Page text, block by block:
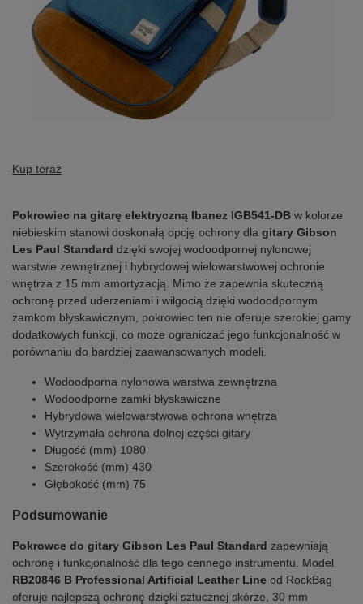
Kup teraz
Pokrowiec na gitarę elektryczną Ibanez IGB541-DB w kolorze
niebieskim stanowi doskonałą opcję ochrony dla gitary Gibson
Les Paul Standard dzięki swojej wodoodpornej nylonowej
warstwie zewnętrznej i hybrydowej wielowarstwowej ochronie
wnętrza z 15 mm amortyzacją. Mimo że zapewnia skuteczną
ochronę przed uderzeniami i wilgocią dzięki wodoodpornym
zamkom błyskawicznym, pokrowiec ten nie oferuje szerokiej gamy
dodatkowych funkcji, co może ograniczać jego funkcjonalność w
porównaniu do bardziej zaawansowanych modeli.
Wodoodporna nylonowa warstwa zewnętrzna
Wodoodporne zamki błyskawiczne
Hybrydowa wielowarstwowa ochrona wnętrza
Wytrzymała ochrona dolnej części gitary
Długość (mm) 1080
Szerokość (mm) 430
Głębokość (mm) 75
Podsumowanie
Pokrowce do gitary Gibson Les Paul Standard zapewniają
ochronę i funkcjonalność dla tego cennego instrumentu. Model
RB20846 B Professional Artificial Leather Line od RockBag
oferuje najlepszą ochronę dzięki sztucznej skórze, 30 mm